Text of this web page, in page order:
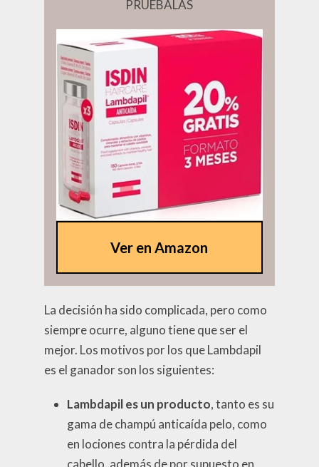
PRUÉBALAS
Ver en Amazon
La decisión ha sido complicada, pero como
siempre ocurre, alguno tiene que ser el
mejor. Los motivos por los que Lambdapil
es el ganador son los siguientes:
Lambdapil es un producto, tanto es su
gama de champú anticaída pelo, como
en lociones contra la pérdida del
cabello, además de por supuesto en